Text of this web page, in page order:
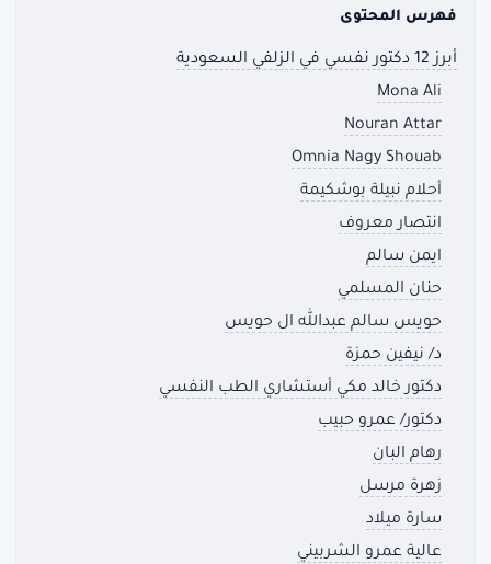
فهرس المحتوى
أبرز 12 دكتور نفسي في الزلفي السعودية
Mona Ali
Nouran Attar
Omnia Nagy Shouab
أحلام نبيلة بوشكيمة
انتصار معروف
ايمن سالم
حنان المسلمي
حويس سالم عبدالله ال حويس
د/ نيفين حمزة
دكتور خالد مكي أستشاري الطب النفسي
دكتور/ عمرو حبيب
رهام البان
زهرة مرسل
سارة ميلاد
عالية عمرو الشربيني